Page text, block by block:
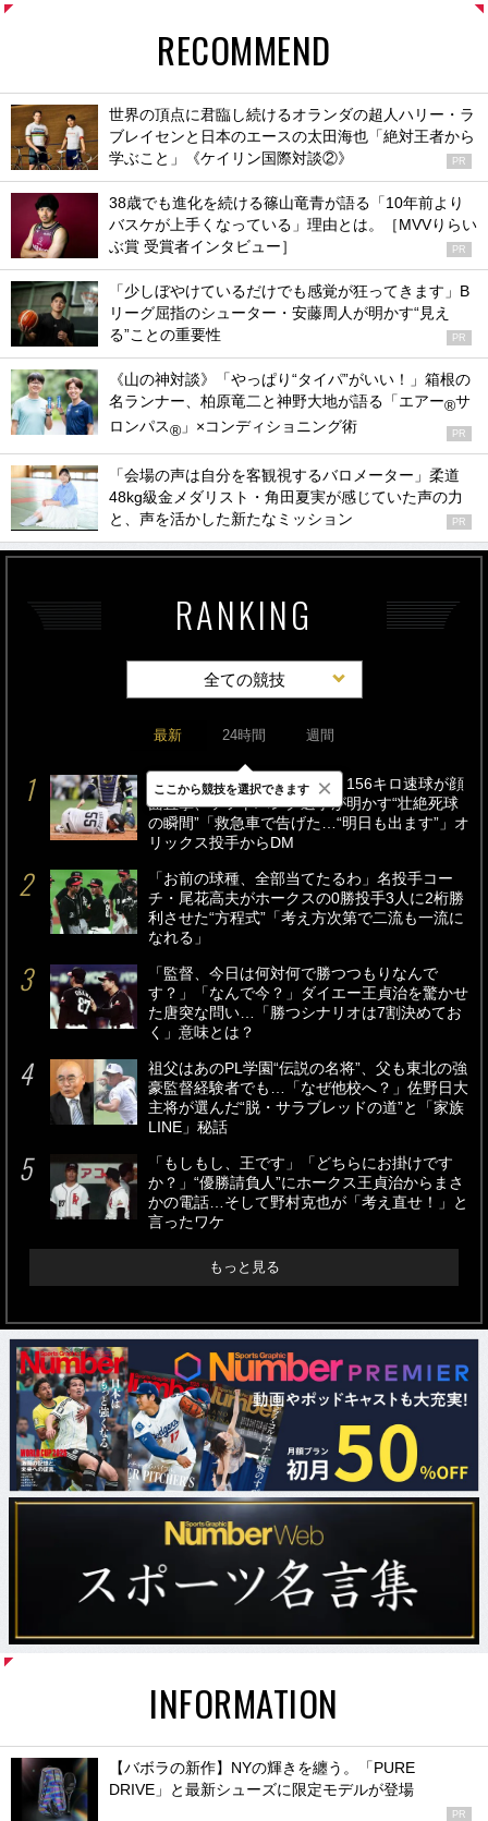
RECOMMEND
世界の頂点に君臨し続けるオランダの超人ハリー・ラ
ブレイセンと日本のエースの太田海也「絶対王者から
学ぶこと」《ケイリン国際対談②》
PR
38歳でも進化を続ける篠山竜青が語る「10年前より
バスケが上手くなっている」理由とは。［MVVりらい
ぶ賞 受賞者インタビュー］
PR
「少しぼやけているだけでも感覚が狂ってきます」B
リーグ屈指のシューター・安藤周人が明かす“見え
る”ことの重要性
PR
《山の神対談》「やっぱり“タイパ”がいい！」箱根の
名ランナー、柏原竜二と神野大地が語る「エアー®サ
ロンパス® 」×コンディショニング術 PR
「会場の声は自分を客観視するバロメーター」柔道
48kg級金メダリスト・角田夏実が感じていた声の力
と、声を活かした新たなミッション
PR
RANKING
全ての競技
最新 24時間 週間
「アゴ骨折、前歯折れて…」156キロ速球が顔
面直撃、ソフトバンク選手が明かす“壮絶死球
の瞬間”「救急車で告げた…“明日も出ます”」オ
リックス投手からDM
「お前の球種、全部当てたるわ」名投手コー
チ・尾花高夫がホークスの0勝投手3人に2桁勝
利させた“方程式”「考え方次第で二流も一流に
なれる」
「監督、今日は何対何で勝つつもりなんで
す？」「なんで今？」ダイエー王貞治を驚かせ
た唐突な問い…「勝つシナリオは7割決めてお
く」意味とは？
祖父はあのPL学園“伝説の名将”、父も東北の強
豪監督経験者でも…「なぜ他校へ？」佐野日大
主将が選んだ“脱・サラブレッドの道”と「家族
LINE」秘話
「もしもし、王です」「どちらにお掛けです
か？」“優勝請負人”にホークス王貞治からまさ
かの電話…そして野村克也が「考え直せ！」と
言ったワケ
もっと見る
INFORMATION
【バボラの新作】NYの輝きを纏う。「PURE
DRIVE」と最新シューズに限定モデルが登場
PR
ここから競技を選択できます ×